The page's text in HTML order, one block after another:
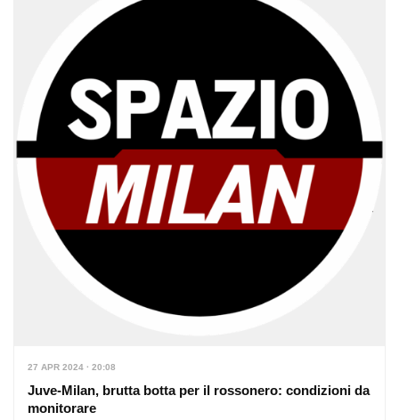
27 APR 2024 · 20:08
Juve-Milan, brutta botta per il rossonero: condizioni da
monitorare